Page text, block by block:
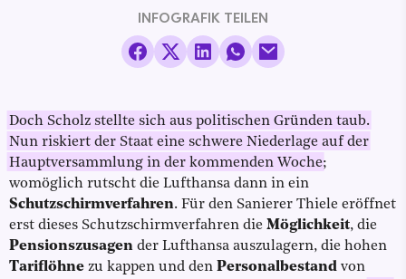
INFOGRAFIK TEILEN
Doch Scholz stellte sich aus politischen Gründen taub.
Nun riskiert der Staat eine schwere Niederlage auf der
Hauptversammlung in der kommenden Woche;
womöglich rutscht die Lufthansa dann in ein
Schutzschirmverfahren. Für den Sanierer Thiele eröffnet
erst dieses Schutzschirmverfahren die Möglichkeit, die
Pensionszusagen der Lufthansa auszulagern, die hohen
Tariflöhne zu kappen und den Personalbestand von